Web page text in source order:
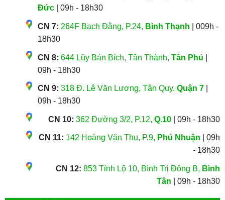
Đức| 09h - 18h30
CN 7: 264F Bạch Đằng, P.24, Bình Thạnh | 009h -
18h30
CN 8: 644 Lũy Bán Bích, Tân Thành, Tân Phú
09h - 18h30
CN 9: 318 Đ. Lê Văn Lương, Tân Quy, Quận 7|
09h - 18h30
CN 10: 362 Đường 3/2, P.12,Q.10 | 09h - 18h30
CN 11: 142 Hoàng Văn Thụ, P.9, Phú Nhuận | 09h
- 18h30
CN 12: 853 Tỉnh Lộ 10, Bình Trị Đông B, Bình
Tân | 09h - 18h30